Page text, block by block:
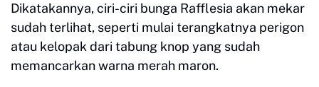
Dikatakannya, ciri-ciri bunga Rafflesia akan mekar
sudah terlihat, seperti mulai terangkatnya perigon
atau kelopak dari tabung knop yang sudah
memancarkan warna merah maron.